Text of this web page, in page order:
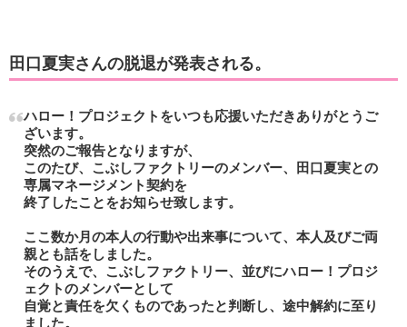
田口夏実さんの脱退が発表される。
ハロー！プロジェクトをいつも応援いただきありがとうご
ざいます。
突然のご報告となりますが、
このたび、こぶしファクトリーのメンバー、田口夏実との
専属マネージメント契約を
終了したことをお知らせ致します。
ここ数か月の本人の行動や出来事について、本人及びご両
親とも話をしました。
そのうえで、こぶしファクトリー、並びにハロー！プロジ
ェクトのメンバーとして
自覚と責任を欠くものであったと判断し、途中解約に至り
ました。